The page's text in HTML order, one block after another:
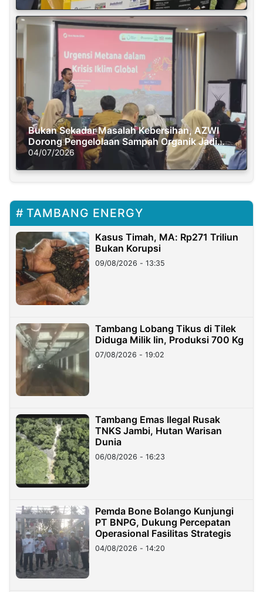
Bukan Sekadar Masalah Kebersihan, AZWI
Dorong Pengelolaan Sampah Organik Jadi
Solusi Krisis Iklim
04/07/2026
TAMBANG ENERGY
Kasus Timah, MA: Rp271 Triliun
Bukan Korupsi
09/08/2026 - 13:35
Tambang Lobang Tikus di Tilek
Diduga Milik Iin, Produksi 700 Kg
07/08/2026 - 19:02
Tambang Emas Ilegal Rusak
TNKS Jambi, Hutan Warisan
Dunia
06/08/2026 - 16:23
Pemda Bone Bolango Kunjungi
PT BNPG, Dukung Percepatan
Operasional Fasilitas Strategis
04/08/2026 - 14:20